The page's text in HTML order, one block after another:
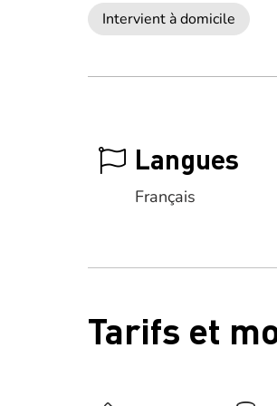
Intervient à domicile
Langues
Français
Tarifs et